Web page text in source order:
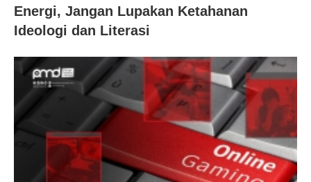
Energi, Jangan Lupakan Ketahanan
Ideologi dan Literasi